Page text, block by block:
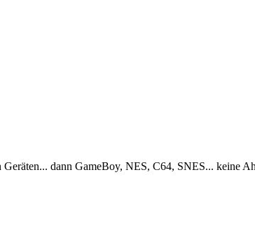
dann GameBoy, NES, C64, SNES... keine